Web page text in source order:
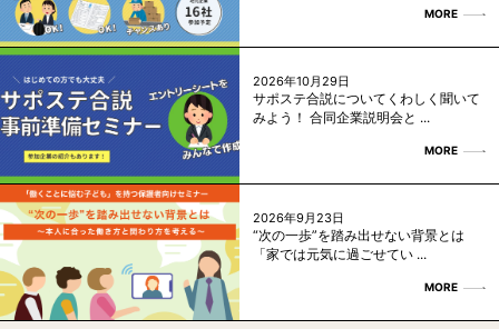
MORE
2026年10月29日
サポステ合説についてくわしく聞いて
みよう！ 合同企業説明会と ...
MORE
2026年9月23日
“次の一歩”を踏み出せない背景とは
「家では元気に過ごせてい ...
MORE